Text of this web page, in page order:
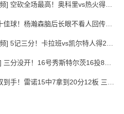
[奥科里个人集锦-腾讯视频] 空砍全场最高！奥科里vs热火得27分4板
[杨瀚森妙助-腾讯视频] 十佳球！杨瀚森脑后长眼不看人回传助队友暴扣
[卡拉班个人集锦-腾讯视频] 5记三分！卡拉班vs凯尔特人得21+8
[斯特尔茨集锦-腾讯视频] 三分没开！16号秀斯特尔茨16投8中&三分8中2得到22分2板6助
[雷诺集锦-腾讯视频] 两双到手！雷诺15中7拿到20分12板 三分5中2